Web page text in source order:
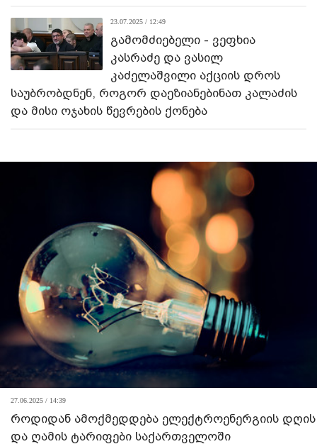
23.07.2025 / 12:49
გამომძიებელი - ვეფხია
კასრაძე და ვასილ
კაძელაშვილი აქციის დროს
საუბრობდნენ, როგორ დაეზიანებინათ კალაძის
და მისი ოჯახის წევრების ქონება
27.06.2025 / 14:39
როდიდან ამოქმედდება ელექტროენერგიის დღის
და ღამის ტარიფები საქართველოში